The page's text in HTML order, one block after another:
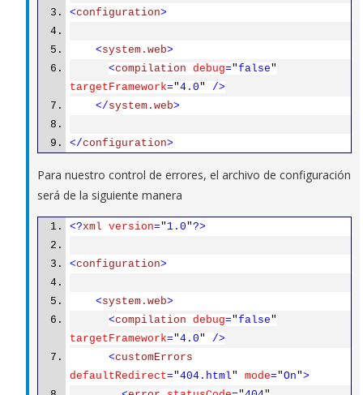
<configuration>
<system.web>
<compilation debug="false"
targetFramework="4.0"
/>
</system.web>
</configuration>
Para nuestro control de errores, el archivo de configuración
será de la siguiente manera
<?xml version=" 1.0"?>
<configuration>
<system.web>
<compilation debug="false"
targetFramework="4.0"
/>
<customErrors
defaultRedirect="404.html" mode="On">